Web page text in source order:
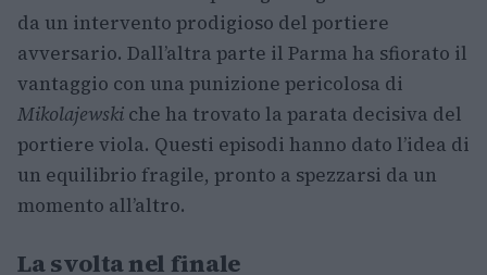
da un intervento prodigioso del portiere
avversario. Dall’altra parte il Parma ha sfiorato il
vantaggio con una punizione pericolosa di
Mikolajewski che ha trovato la parata decisiva del
portiere viola. Questi episodi hanno dato l’idea di
un equilibrio fragile, pronto a spezzarsi da un
momento all’altro.
La svolta nel finale